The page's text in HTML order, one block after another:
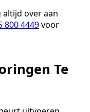
altijd over aan
800 4449voor
Te